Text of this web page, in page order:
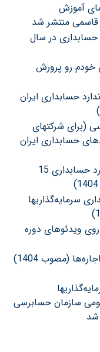
آموزش
منتشر شد
در سال
خودم رو پرورش
حسابداری ایران
شرکتهای
حسابداری ایران
مصون‌سازی چیست؟ (موضوع استاندارد حسابداری 15
15 حسابداری سرمایه‌گذاریها
ویدئوهای دوره
آموزش کامل استاندارد حسابداری 44 اجاره‌ها (مصوب 1404)
سرمایه‌گذاریها
عمومی سازمان حسابرسی